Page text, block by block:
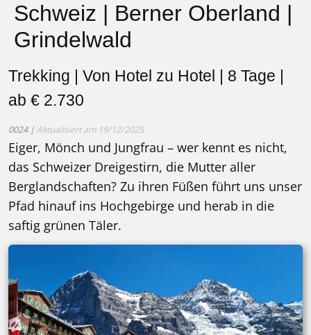
Schweiz | Berner Oberland |
Grindelwald
Trekking | Von Hotel zu Hotel | 8 Tage |
ab € 2.730
0024 | Aktualisiert am 19/12/2025
Eiger, Mönch und Jungfrau – wer kennt es nicht,
das Schweizer Dreigestirn, die Mutter aller
Berglandschaften? Zu ihren Füßen führt uns unser
Pfad hinauf ins Hochgebirge und herab in die
saftig grünen Täler.